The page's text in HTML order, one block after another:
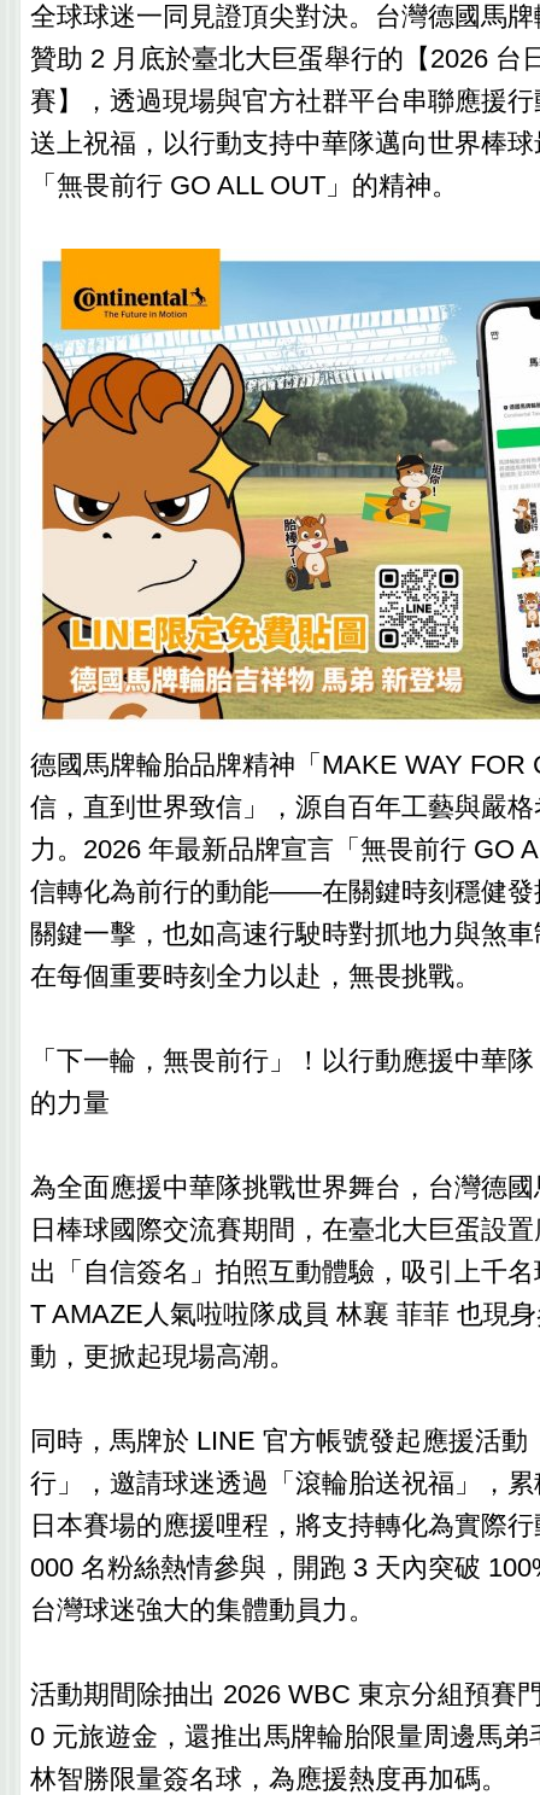
全球球迷一同見證頂尖對決。台灣德國馬
贊助 2 月底於臺北大巨蛋舉行的【2026 台
賽】，透過現場與官方社群平台串聯應援
送上祝福，以行動支持中華隊邁向世界棒
「無畏前行 GO ALL OUT」的精神。
德國馬牌輪胎品牌精神「MAKE WAY FOR
信，直到世界致信」，源自百年工藝與嚴
力。2026 年最新品牌宣言「無畏前行 GO
信轉化為前行的動能——在關鍵時刻穩健發
關鍵一擊，也如高速行駛時對抓地力與煞
在每個重要時刻全力以赴，無畏挑戰。
「下一輪，無畏前行」！以行動應援中華
的力量
為全面應援中華隊挑戰世界舞台，台灣德
日棒球國際交流賽期間，在臺北大巨蛋設
出「自信簽名」拍照互動體驗，吸引上千
T AMAZE人氣啦啦隊成員 林襄 菲菲 也現
動，更掀起現場高潮。
同時，馬牌於 LINE 官方帳號發起應援活動
行」，邀請球迷透過「滾輪胎送祝福」，
日本賽場的應援哩程，將支持轉化為實際
000 名粉絲熱情參與，開跑 3 天內突破
台灣球迷強大的集體動員力。
活動期間除抽出 2026 WBC 東京分組預賽
0 元旅遊金，還推出馬牌輪胎限量周邊馬弟
林智勝限量簽名球，為應援熱度再加碼。